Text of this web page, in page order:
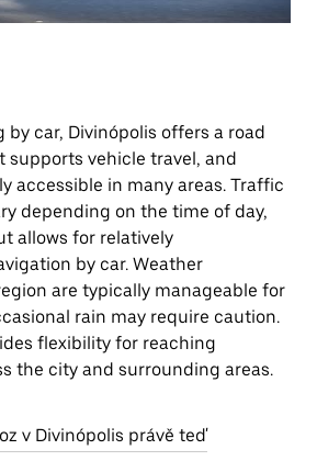
by car, Divinópolis offers a road
vehicle travel, and
accessible in many areas. Traffic
depending on the time of day,
allows for relatively
by car. Weather
are typically manageable for
rain may require caution.
flexibility for reaching
the city and surrounding areas.
v Divinópolis právě teď